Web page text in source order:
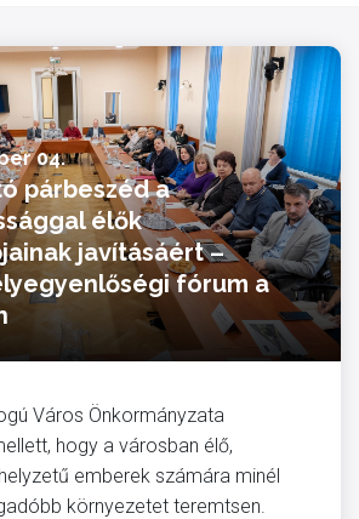
04.
párbeszéd a
élők
javításáért –
fórum a
Város Önkormányzata
hogy a városban élő,
emberek számára minél
környezetet teremtsen.